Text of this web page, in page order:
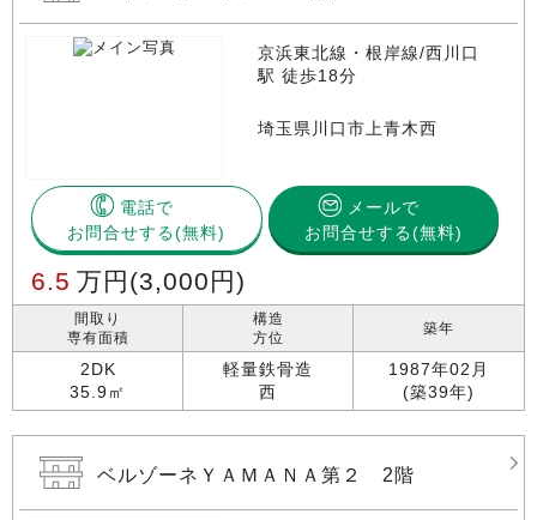
京浜東北線・根岸線/西川口
駅 徒歩18分
埼玉県川口市上青木西
電話で
お問合せする
メールで
お問合せする(無料)
6.5 万円 (3,000円)
間取り
専有面積
2DK
35.9㎡
構造
方位
軽量鉄骨造
西
築年
1987年02月
(築39年)
ベルゾーネＹＡＭＡＮＡ第２ 2階